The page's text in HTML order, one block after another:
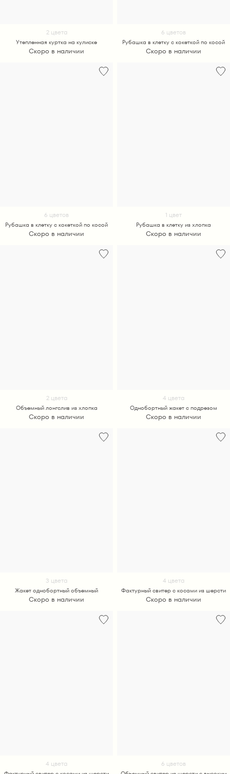
2 цвета
Утепленная куртка на кулиске
Скоро в наличии
6 цветов
Рубашка в клетку с кокеткой по косой
Скоро в наличии
6 цветов
Рубашка в клетку с кокеткой по косой
Скоро в наличии
1 цвет
Рубашка в клетку из хлопка
Скоро в наличии
2 цвета
Объемный лонгслив из хлопка
Скоро в наличии
4 цвета
Однобортный жакет с подрезом
Скоро в наличии
3 цвета
Жакет однобортный объемный
Скоро в наличии
4 цвета
Фактурный свитер с косами из шерсти
Скоро в наличии
4 цвета 6 цветов